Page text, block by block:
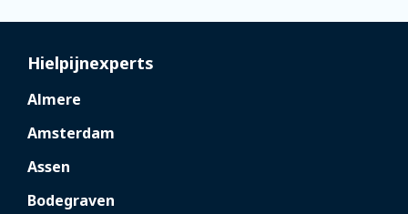
Hielpijnexperts
Almere
Amsterdam
Assen
Bodegraven